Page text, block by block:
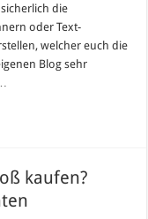
die
oder Text-
welcher euch die
Blog sehr
kaufen?